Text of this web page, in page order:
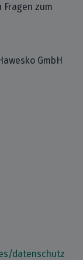
Fragen zum
GmbH
datenschutz